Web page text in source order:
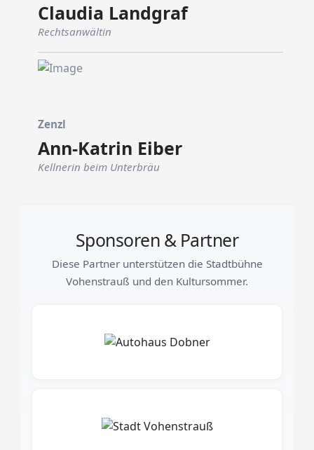
Claudia Landgraf
Rechtsanwältin
Zenzl
Ann-Katrin Eiber
Kellnerin beim Unterbräu
Sponsoren & Partner
Diese Partner unterstützen die Stadtbühne
Vohenstrauß und den Kultursommer.